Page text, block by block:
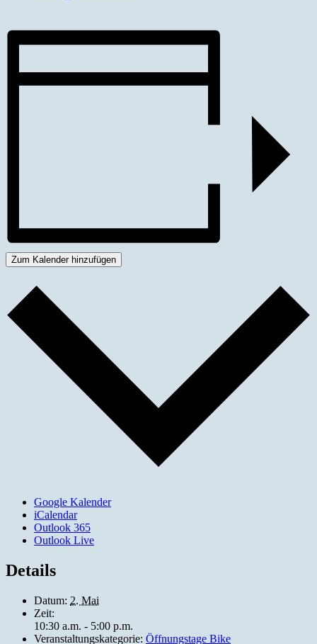
Zum Kalender hinzufügen
Google Kalender
iCalendar
Outlook 365
Outlook Live
Details
Datum: 2. Mai
Zeit:
10:30 a.m. - 5:00 p.m.
Veranstaltungskategorie: Öffnungstage Bike